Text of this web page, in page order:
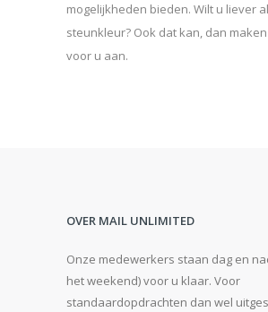
mogelijkheden bieden. Wilt u liever
steunkleur? Ook dat kan, dan
voor u aan.
OVER MAIL UNLIMITED
Onze medewerkers staan dag en
het weekend) voor u klaar. Voor
standaardopdrachten dan wel